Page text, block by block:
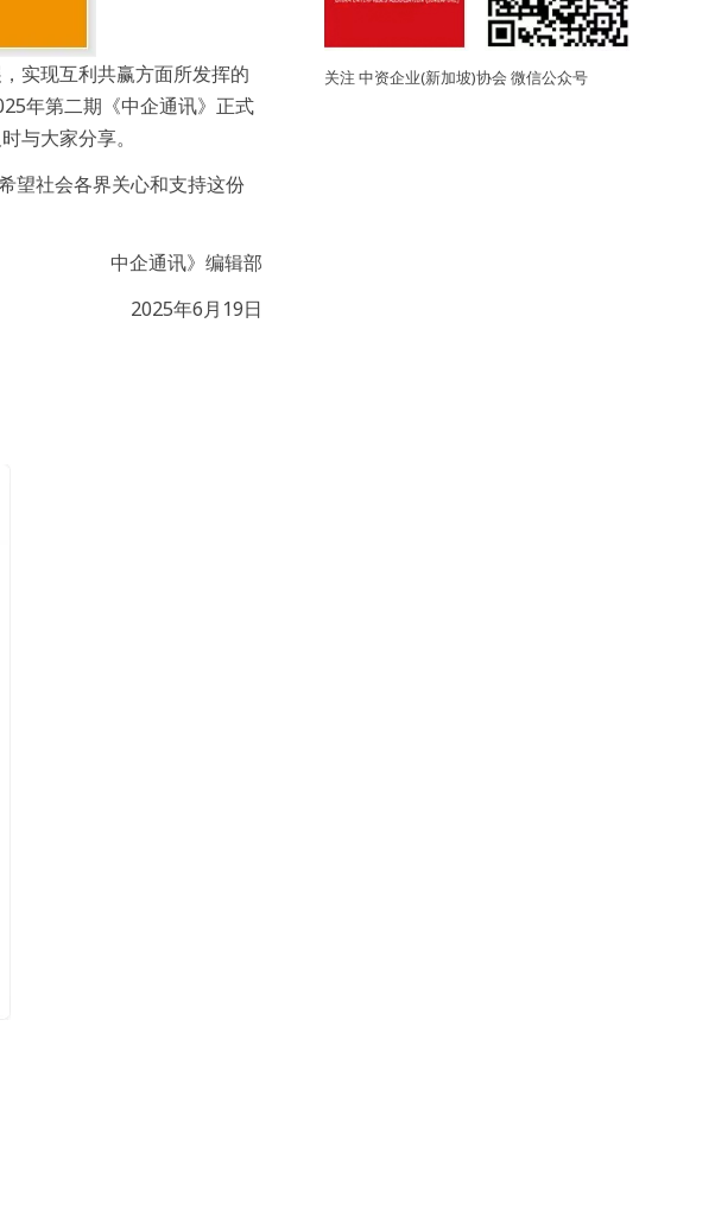
实现互利共赢方面所发挥的
年第二期《中企通讯》正式
与大家分享。
望社会各界关心和支持这份
中企通讯》编辑部
2025年6月19日
关注 中资企业(新加坡)协会 微信公众号